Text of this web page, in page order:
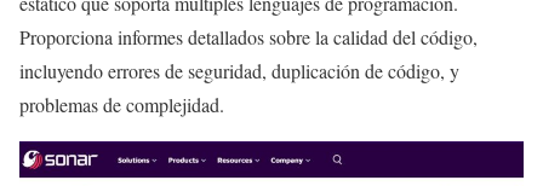
Proporciona informes detallados sobre la calidad del código,
incluyendo errores de seguridad, duplicación de código, y
problemas de complejidad.